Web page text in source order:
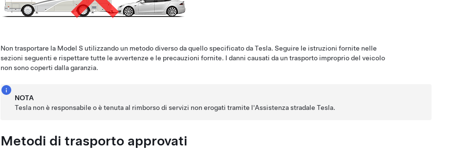
Non trasportare la Model S utilizzando un metodo diverso da quello specificato da Tesla. Seguire le istruzioni fornite nelle
sezioni seguenti e rispettare tutte le avvertenze e le precauzioni fornite. I danni causati da un trasporto improprio del veicolo
non sono coperti dalla garanzia.
NOTA
Tesla non è responsabile o è tenuta al rimborso di servizi non erogati tramite l'Assistenza stradale Tesla.
Metodi di trasporto approvati